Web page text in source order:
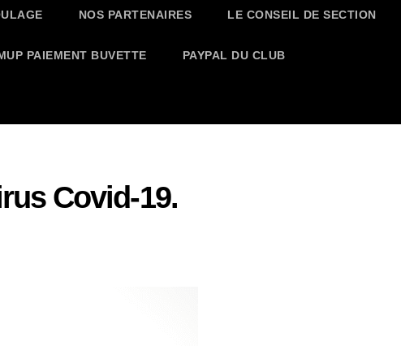
NOS PARTENAIRES LE CONSEIL DE SECTION
PAIEMENT BUVETTE PAYPAL DU CLUB
Covid-19.